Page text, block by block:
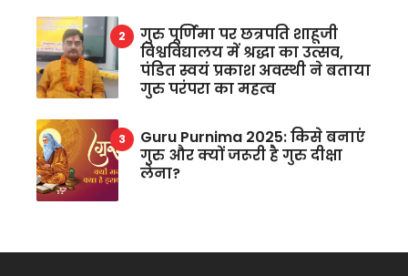
गुरु पूर्णिमा पर छत्रपति शाहूजी
विश्वविद्यालय में श्रद्धा का उत्सव,
पंडित स्वयं प्रकाश अवस्थी ने बताया
गुरु परंपरा का महत्व
Guru Purnima 2025: किसे बनाएं
गुरु और क्यों जरूरी है गुरु दीक्षा
लेना?